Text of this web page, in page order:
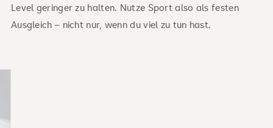
Level geringer zu halten. Nutze Sport also als festen
Ausgleich – nicht nur, wenn du viel zu tun hast.